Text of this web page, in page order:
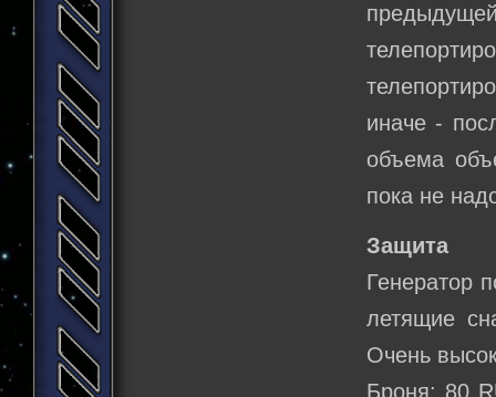
иначе -
объема
пока не
Защита
Генератор
летящие
Очень
Броня: 80